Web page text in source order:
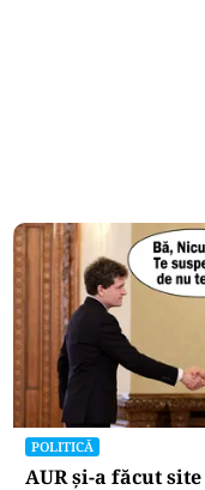
POLITICĂ
AUR și-a făcut